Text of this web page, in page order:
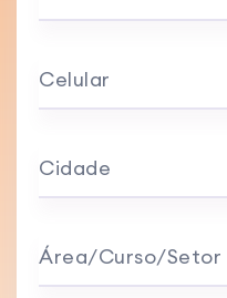
Celular
Cidade
Área/Curso/Setor